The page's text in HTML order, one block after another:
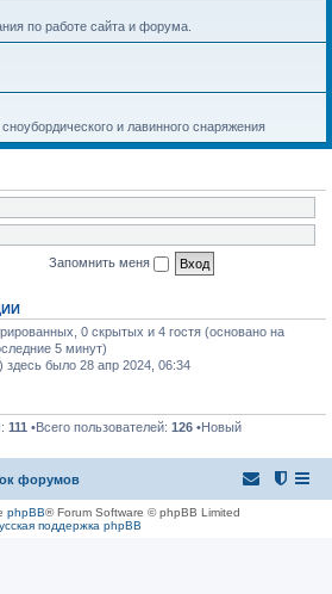
по работе сайта и форума.
и лавинного снаряжения
Запомнить меня
0 скрытых и 4 гостя (основано на
5 минут)
) здесь было 28 апр 2024, 06:34
111 •Всего пользователей: 126 •Новый
форумов
phpBB® Forum Software © phpBB Limited
поддержка phpBB